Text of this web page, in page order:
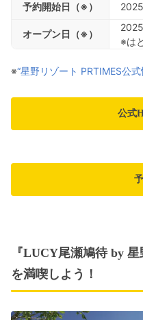
予約開始日（※）
オープン日（※）
※は
※“星野リゾート PRTIMES公式
公式
『LUCY尾瀬鳩待 by
を満喫しよう！